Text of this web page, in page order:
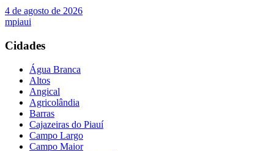
4 de agosto de 2026
mpiaui
Cidades
Água Branca
Altos
Angical
Agricolândia
Barras
Cajazeiras do Piauí
Campo Largo
Campo Maior